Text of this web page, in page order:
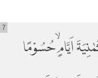
اَيَّامٍۙ حُسُوْمًا
7